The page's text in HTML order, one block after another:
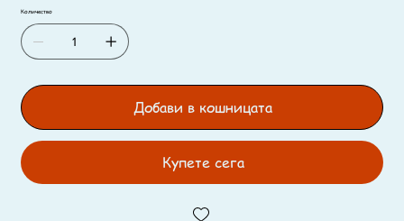
Количество
Добави в кошницата
Купете сега